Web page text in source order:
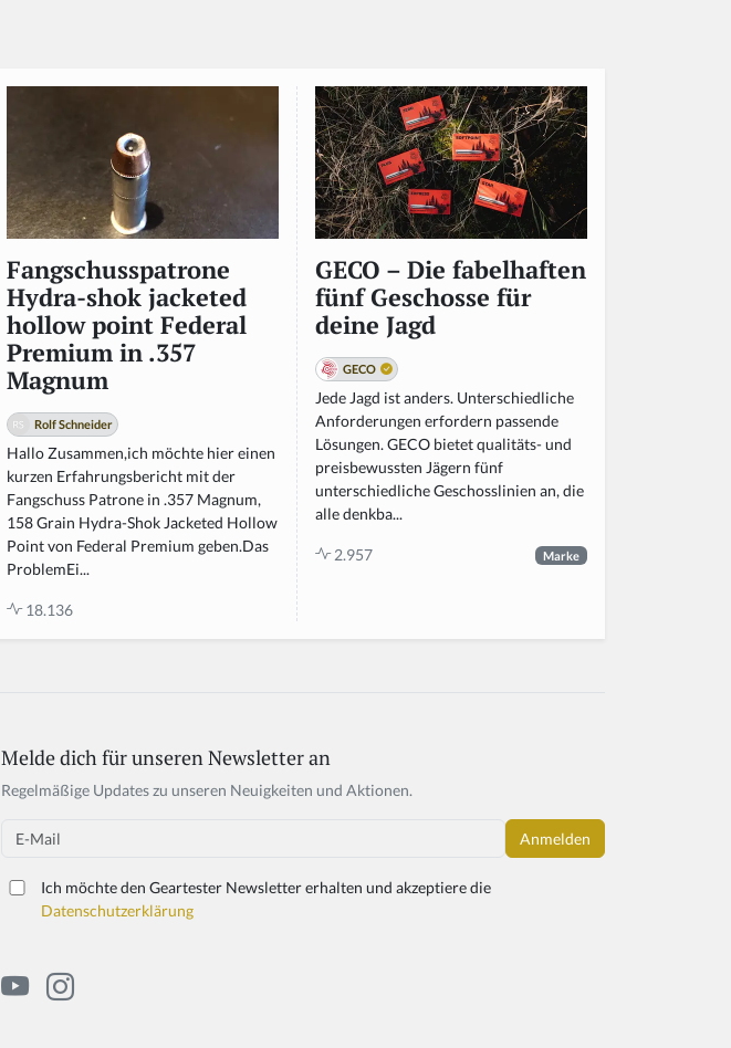
Fangschusspatrone
Hydra-shok jacketed
hollow point Federal
Premium in .357
Magnum
Rolf Schneider
Hallo Zusammen,ich möchte hier einen
kurzen Erfahrungsbericht mit der
Fangschuss Patrone in .357 Magnum,
158 Grain Hydra-Shok Jacketed Hollow
Point von Federal Premium geben.Das
ProblemEi...
18.136
GECO – Die fabelhaften
fünf Geschosse für
deine Jagd
GECO
Jede Jagd ist anders. Unterschiedliche
Anforderungen erfordern passende
Lösungen. GECO bietet qualitäts- und
preisbewussten Jägern fünf
unterschiedliche Geschosslinien an, die
alle denkba...
2.957 Marke
If
y
m
Melde dich für unseren Newsletter an
Regelmäßige Updates zu unseren Neuigkeiten und Aktionen.
Email
Ich möchte den Geartester Newsletter erhalten und akzeptiere die
Datenschutzerklärung